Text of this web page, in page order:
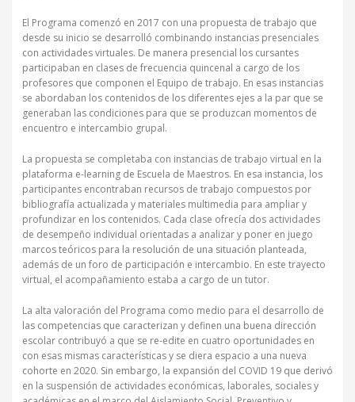
El Programa comenzó en 2017 con una propuesta de trabajo que
desde su inicio se desarrolló combinando instancias presenciales
con actividades virtuales. De manera presencial los cursantes
participaban en clases de frecuencia quincenal a cargo de los
profesores que componen el Equipo de trabajo. En esas instancias
se abordaban los contenidos de los diferentes ejes a la par que se
generaban las condiciones para que se produzcan momentos de
encuentro e intercambio grupal.
La propuesta se completaba con instancias de trabajo virtual en la
plataforma e-learning de Escuela de Maestros. En esa instancia, los
participantes encontraban recursos de trabajo compuestos por
bibliografía actualizada y materiales multimedia para ampliar y
profundizar en los contenidos. Cada clase ofrecía dos actividades
de desempeño individual orientadas a analizar y poner en juego
marcos teóricos para la resolución de una situación planteada,
además de un foro de participación e intercambio. En este trayecto
virtual, el acompañamiento estaba a cargo de un tutor.
La alta valoración del Programa como medio para el desarrollo de
las competencias que caracterizan y definen una buena dirección
escolar contribuyó a que se re-edite en cuatro oportunidades en
con esas mismas características y se diera espacio a una nueva
cohorte en 2020. Sin embargo, la expansión del COVID 19 que derivó
en la suspensión de actividades económicas, laborales, sociales y